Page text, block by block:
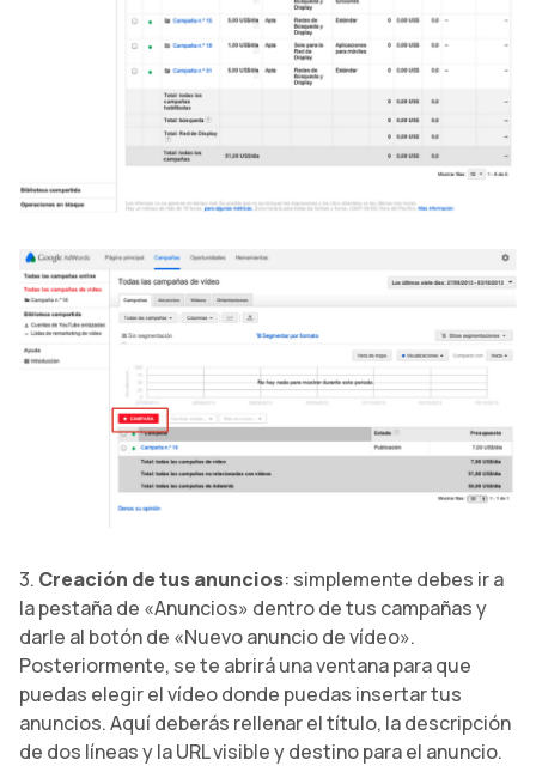
3. Creación de tus anuncios: simplemente debes ir a
la pestaña de «Anuncios» dentro de tus campañas y
darle al botón de «Nuevo anuncio de vídeo».
Posteriormente, se te abrirá una ventana para que
puedas elegir el vídeo donde puedas insertar tus
anuncios. Aquí deberás rellenar el título, la descripción
de dos líneas y la URL visible y destino para el anuncio.